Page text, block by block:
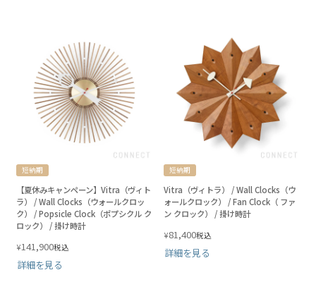
短納期
【夏休みキャンペーン】Vitra（ヴィト
ラ） / Wall Clocks（ウォールクロッ
ク） / Popsicle Clock（ポプシクル ク
ロック） / 掛け時計
¥141,900税込
詳細を見る
短納期
Vitra（ヴィトラ） / Wall Clocks（ウ
ォールクロック） / Fan Clock（ ファ
ン クロック） / 掛け時計
¥81,400税込
詳細を見る